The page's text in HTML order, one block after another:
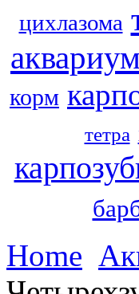
цихлазома
аквариум
корм
тетра
Home